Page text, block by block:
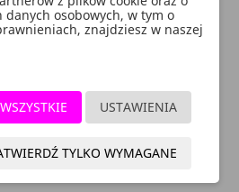
osobowych, w tym o
znajdziesz w naszej
USTAWIENIA
TYLKO WYMAGANE